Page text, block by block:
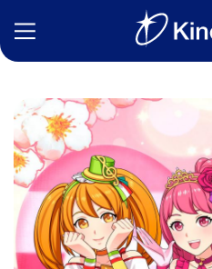
Фильмы
Статьи
Сериалы
Новости